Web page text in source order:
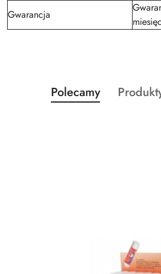
Gwarancja
Pomiń karuzelę produktów
Produkty
o
Polecamy